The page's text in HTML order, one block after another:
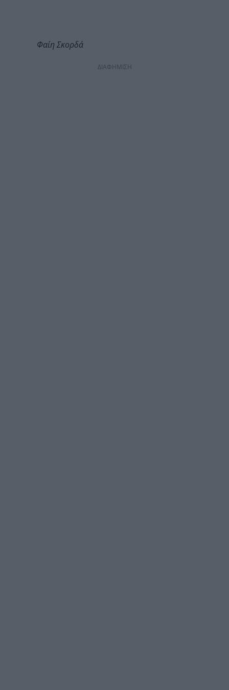
Φαίη Σκορδά
ΔΙΑΦΗΜΙΣΗ